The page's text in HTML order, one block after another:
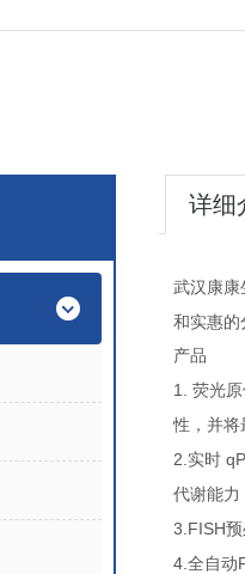
详细
武汉康康
和实惠的
产品
1. 荧光
性，并将
2. 实时
代谢能力
3.FISH
4. 全自动